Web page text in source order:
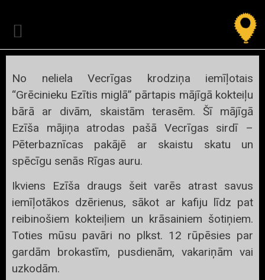
No neliela Vecrīgas krodziņa iemīļotais
“Grēcinieku Ezītis miglā” pārtapis mājīgā kokteiļu
bārā ar divām, skaistām terasēm. Šī mājīgā
Ezīša mājiņa atrodas pašā Vecrīgas sirdī –
Pēterbaznīcas pakājē ar skaistu skatu un
spēcīgu senās Rīgas auru.
Ikviens Ezīša draugs šeit varēs atrast savus
iemīļotākos dzērienus, sākot ar kafiju līdz pat
reibinošiem kokteiļiem un krāsainiem šotiņiem.
Toties mūsu pavāri no plkst. 12 rūpēsies par
gardām brokastīm, pusdienām, vakariņām vai
uzkodām.